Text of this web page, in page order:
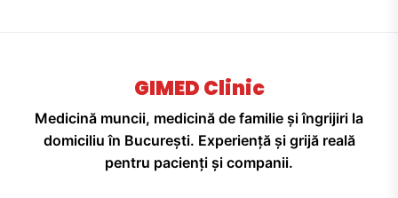
GIMED Clinic
Medicină muncii, medicină de familie și îngrijiri la
domiciliu în București. Experiență și grijă reală
pentru pacienți și companii.